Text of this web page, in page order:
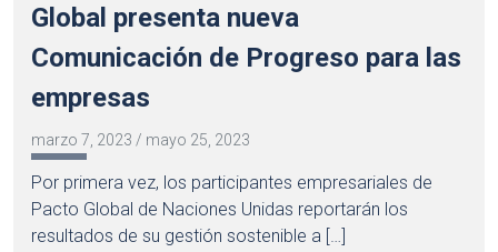
Global presenta nueva
Comunicación de Progreso para las
empresas
marzo 7, 2023 / mayo 25, 2023
Por primera vez, los participantes empresariales de
Pacto Global de Naciones Unidas reportarán los
resultados de su gestión sostenible a […]